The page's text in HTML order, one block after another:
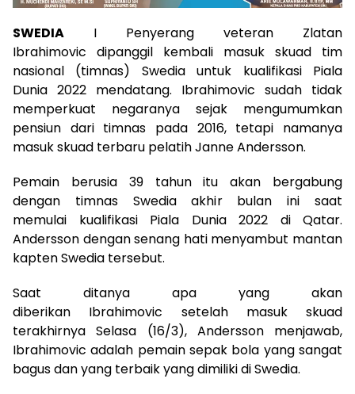
SWEDIA I Penyerang veteran Zlatan
Ibrahimovic dipanggil kembali masuk skuad tim
nasional (timnas) Swedia untuk kualifikasi Piala
Dunia 2022 mendatang. Ibrahimovic sudah tidak
memperkuat negaranya sejak mengumumkan
pensiun dari timnas pada 2016, tetapi namanya
masuk skuad terbaru pelatih Janne Andersson.
Pemain berusia 39 tahun itu akan bergabung
dengan timnas Swedia akhir bulan ini saat
memulai kualifikasi Piala Dunia 2022 di Qatar.
Andersson dengan senang hati menyambut mantan
kapten Swedia tersebut.
Saat ditanya apa yang akan
diberikan Ibrahimovic setelah masuk skuad
terakhirnya Selasa (16/3), Andersson menjawab,
Ibrahimovic adalah pemain sepak bola yang sangat
bagus dan yang terbaik yang dimiliki di Swedia.